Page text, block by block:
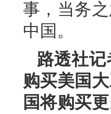
事，当务
中国。
路透社
购买美国
国将购买